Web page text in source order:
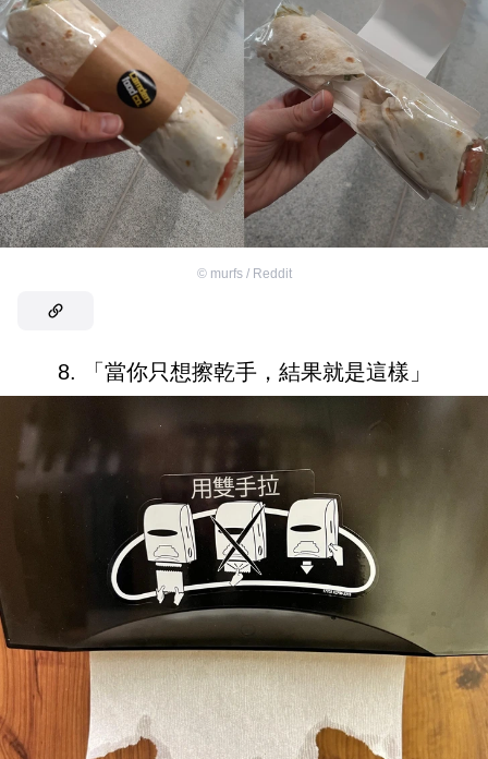
© murfs / Reddit
8. 「當你只想擦乾手，結果就是這樣」